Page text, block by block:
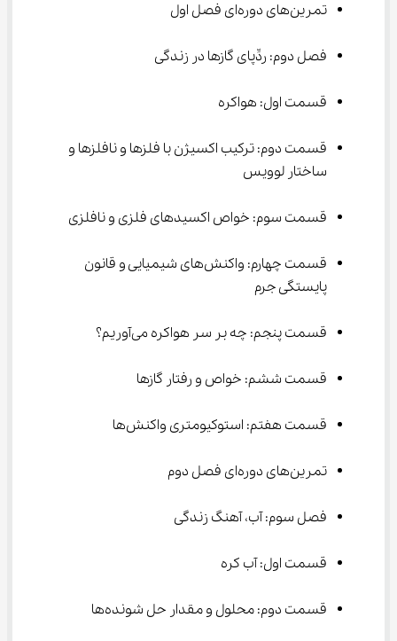
تمرین‌های دوره‌ای فصل اول
فصل دوم: ردِّپای گازها در زندگی
قسمت اول: هواکره
قسمت دوم: ترکیب اکسیژن با فلزها و نافلزها و
ساختار لوویس
قسمت سوم: خواص اکسیدهای فلزی و نافلزی
قسمت چهارم: واکنش‌های شیمیایی و قانون
پایستگی جرم
قسمت پنجم: چه بر سر هواکره می‌آوریم؟
قسمت ششم: خواص و رفتار گازها
قسمت هفتم: استوکیومتری واکنش‌ها
تمرین‌های دوره‌ای فصل دوم
فصل سوم: آب، آهنگ زندگی
قسمت اول: آب کره
قسمت دوم: محلول و مقدار حل شونده‌ها